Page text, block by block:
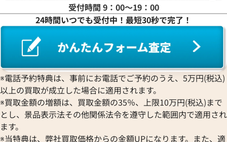
ショパール ネックレス
参考買取価格
266,000
2026年2月17日時点
ショパール ネック
参考買取価格
2026年5月17日時
ワ行
受付時間 9：00〜19：00
24時間いつでも受付中！最短30秒で完了！
※電話予約特典は、事前にお電話でご予約のうえ、5万円(税込)
以上の買取が成立した場合に適用されます。
※買取金額の増額は、買取金額の35％、上限10万円(税込)まで
とし、景品表示法その他関係法令を遵守した範囲内で適用され
ます。
※当特典は、弊社買取価格からの金額UPになります。また、適